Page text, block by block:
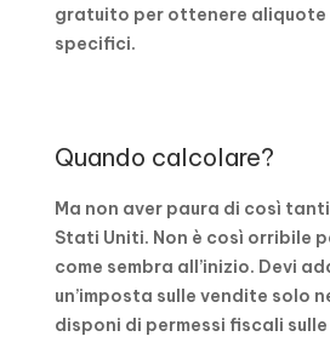
gratuito per ottenere aliquote
specifici.
Quando calcolare?
Ma non aver paura di così
Stati Uniti. Non è così orribile
come sembra all’inizio. Devi
un’imposta sulle vendite solo
disponi di permessi fiscali